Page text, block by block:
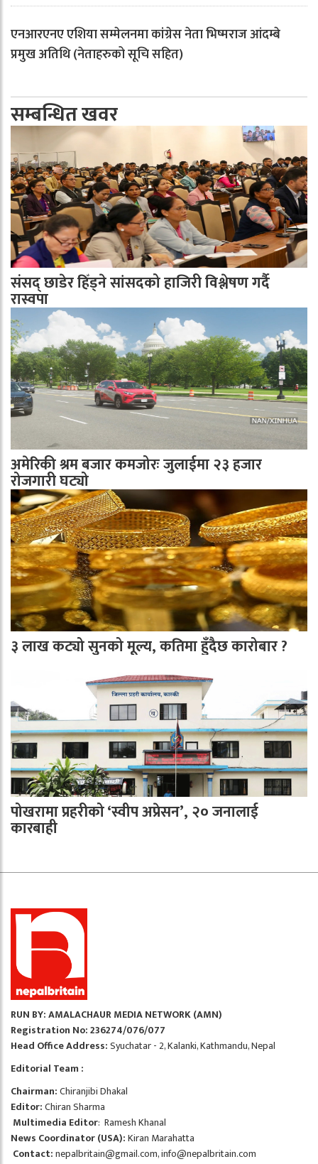
एनआरएनए एशिया सम्मेलनमा कांग्रेस नेता भिष्मराज आंदम्बे
प्रमुख अतिथि (नेताहरुको सूचि सहित)
सम्बन्धित खवर
संसद् छाडेर हिँड्ने सांसदको हाजिरी विश्लेषण गर्दै
रास्वपा
अमेरिकी श्रम बजार कमजोरः जुलाईमा २३ हजार
रोजगारी घट्यो
३ लाख कट्यो सुनको मूल्य, कतिमा हुँदैछ कारोबार ?
पोखरामा प्रहरीको ‘स्वीप अप्रेसन’, २० जनालाई
कारबाही
RUN BY: AMALACHAUR MEDIA NETWORK (AMN)
Registration No: 236274/076/077
Head Office Address:Syuchatar - 2, Kalanki, Kathmandu, Nepal
Editorial Team :
Chairman:Chiranjibi Dhakal
Editor:Chiran Sharma
Multimedia Editor: Ramesh Khanal
News Coordinator (USA):Kiran Marahatta
Contact:nepalbritain@gmail.com,info@nepalbritain.com